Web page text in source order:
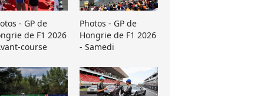
- GP de
de F1 2026
course
Photos - GP de
Hongrie de F1 2026
- Samedi